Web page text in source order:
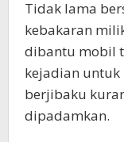
Tidak lama
kebakaran
dibantu mobil
kejadian untuk
berjibaku
dipadamkan.